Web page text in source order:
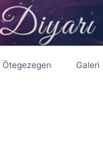
Ötegezegen Galeri